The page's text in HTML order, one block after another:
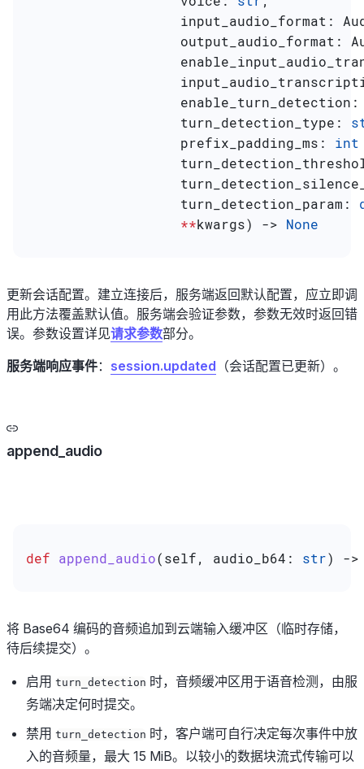
                   input_audio_format
:
                   output_audio_format
:
                   enable_turn_detection
                   turn_detection_type
:
                   prefix_padding_ms
: int
                   turn_detection_param
:
                   **
kwargs) -> None
更新会话配置。建立连接后，服务端返回默认配置，应立即调
用此方法覆盖默认值。服务端会验证参数，参数无效时返回错
误。参数设置详见请求参数部分。
服务端响应事件： session.updated （会话配置已更新）。
append_audio
def append_audio(self, audio_b64 : str) -
将 Base64 编码的音频追加到云端输入缓冲区（临时存储，
待后续提交）。
启用 turn_detection 时，音频缓冲区用于语音检测，由服
务端决定何时提交。
禁用 turn_detection 时，客户端可自行决定每次事件中放
入的音频量，最大 15 MiB。以较小的数据块流式传输可以